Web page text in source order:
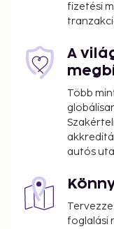
fizetési
A
Több
autós
foglalási